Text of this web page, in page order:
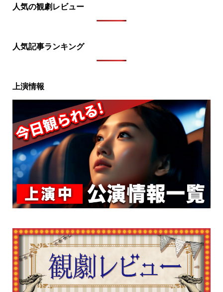
人気の観劇レビュー
人気記事ランキング
上演情報